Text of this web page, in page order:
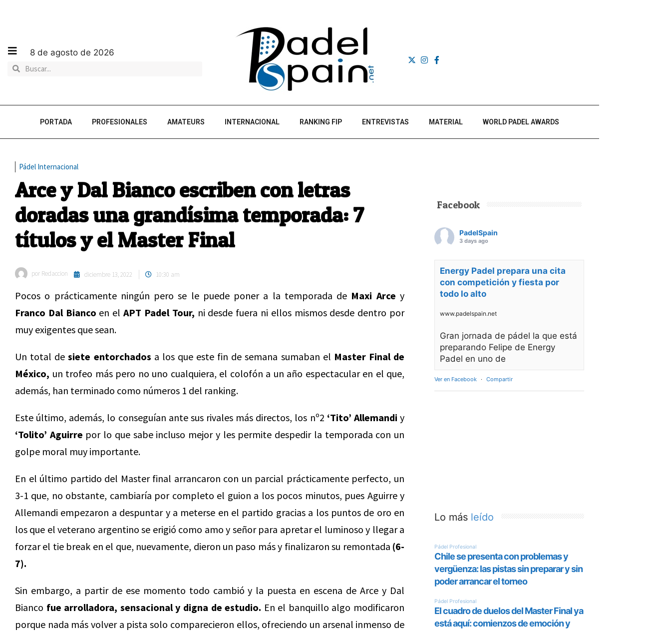
8 de agosto de 2026
PORTADA PROFESIONALES AMATEURS INTERNACIONAL RANKING FIP ENTREVISTAS MATERIAL WORLD PADEL AWARDS
Pádel Internacional
Arce y Dal Bianco escriben con letras
doradas una grandísima temporada: 7
títulos y el Master Final
por Redaccion diciembre 13, 2022 10:30 am
Pocos o prácticamente ningún pero se le puede poner a la temporada de Maxi Arce y
Franco Dal Bianco en elAPT Padel Tour, ni desde fuera ni ellos mismos desde dentro por
muy exigentes que sean.
Un total desiete entorchados a los que este fin de semana sumaban el Master Final de
México, un trofeo más pero no uno cualquiera, el colofón a un año espectacular en el que,
además, han terminado como números 1 del ranking.
Este último, además, lo conseguían ante sus rivales más directos, los nº2 ‘Tito’ Allemandi y
‘Tolito’ Aguirre por lo que sabe incluso mejor y les permite despedir la temporada con un
golpe moral muy importante.
En el último partido del Master final arrancaron con un parcial prácticamente perfecto, un
3-1 que, no obstante, cambiaría por completo el guion a los pocos minutos, pues Aguirre y
Allemandi empezaron a despuntar y a meterse en el partido gracias a los puntos de oro en
los que el veterano argentino se erigió como amo y señor para apretar el luminoso y llegar a
forzar el tie break en el que, nuevamente, dieron un paso más y finalizaron su remontada (6-
7).
Sin embargo, a partir de ese momento todo cambió y la puesta en escena de Arce y Dal
Bianco fue arrolladora, sensacional y digna de estudio. En el banquillo algo modificaron
porque nada más volver a pista solo comparecieron ellos, ofreciendo un arsenal inmenso de
Facebook
PadelSpain
3 days ago
Energy Padel prepara una cita
con competición y fiesta por
todo lo alto
www.padelspain.net
Gran jornada de pádel la que está
preparando Felipe de Energy
Padel en uno de
Ver en Facebook · Compartir
Lo más leído